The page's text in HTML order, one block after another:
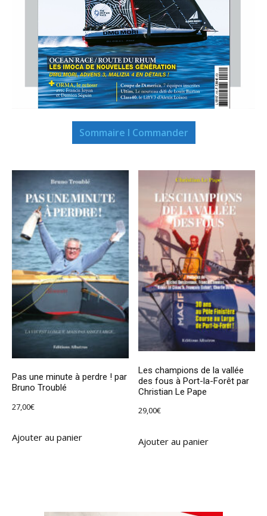
Sommaire I Commander
Pas une minute à perdre ! par
Bruno Troublé
27,00€
Ajouter au panier
Les champions de la vallée
des fous à Port-la-Forêt par
Christian Le Pape
29,00€
Ajouter au panier